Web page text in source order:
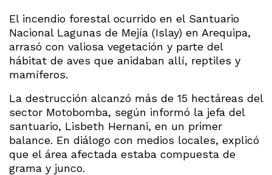
El incendio forestal ocurrido en el Santuario
Nacional Lagunas de Mejía (Islay) en Arequipa,
arrasó con valiosa vegetación y parte del
hábitat de aves que anidaban allí, reptiles y
mamíferos.
La destrucción alcanzó más de 15 hectáreas del
sector Motobomba, según informó la jefa del
santuario, Lisbeth Hernani, en un primer
balance. En diálogo con medios locales, explicó
que el área afectada estaba compuesta de
grama y junco.